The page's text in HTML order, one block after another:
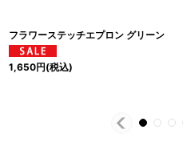
フラワーステッチエプロン グリーン
1,650円(税込)